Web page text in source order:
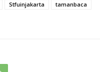
Stfuinjakarta
tamanbaca